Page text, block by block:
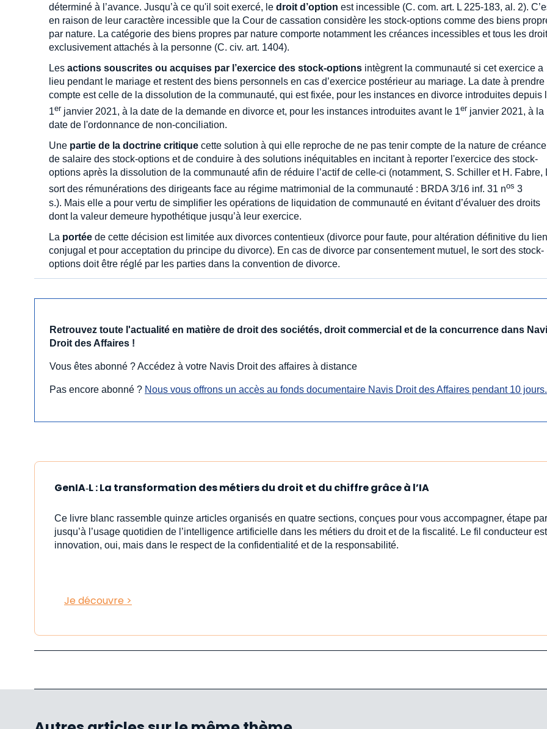
déterminé à l’avance. Jusqu’à ce qu'il soit exercé, le droit d’option est incessible (C. com. art. L 225-183, al. 2).
en raison de leur caractère incessible que la Cour de cassation considère les stock-options comme des biens
par nature. La catégorie des biens propres par nature comporte notamment les créances incessibles et tous les
exclusivement attachés à la personne (C. civ. art. 1404).
Les actions souscrites ou acquises par l’exercice des stock-options intègrent la communauté si cet exercice a
lieu pendant le mariage et restent des biens personnels en cas d’exercice postérieur au mariage. La date à prendre
compte est celle de la dissolution de la communauté, qui est fixée, pour les instances en divorce introduites depuis
1er janvier 2021, à la date de la demande en divorce et, pour les instances introduites avant le 1er janvier 2021, à la
date de l'ordonnance de non-conciliation.
Une partie de la doctrine critique cette solution à qui elle reproche de ne pas tenir compte de la nature de créance
de salaire des stock-options et de conduire à des solutions inéquitables en incitant à reporter l'exercice des stock-
options après la dissolution de la communauté afin de réduire l’actif de celle-ci (notamment, S. Schiller et H. Fabre,
sort des rémunérations des dirigeants face au régime matrimonial de la communauté : BRDA 3/16 inf. 31 nos 3
s.). Mais elle a pour vertu de simplifier les opérations de liquidation de communauté en évitant d’évaluer des droits
dont la valeur demeure hypothétique jusqu’à leur exercice.
La portée de cette décision est limitée aux divorces contentieux (divorce pour faute, pour altération définitive du lien
conjugal et pour acceptation du principe du divorce). En cas de divorce par consentement mutuel, le sort des stock-
options doit être réglé par les parties dans la convention de divorce.
Retrouvez toute l'actualité en matière de droit des sociétés, droit commercial et de la concurrence dans
Droit des Affaires !
Vous êtes abonné ? Accédez à votre Navis Droit des affaires à distance
Pas encore abonné ? Nous vous offrons un accès au fonds documentaire Navis Droit des Affaires pendant 10 jours.
GenIA‑L : La transformation des métiers du droit et du chiffre grâce à l’IA
Ce livre blanc rassemble quinze articles organisés en quatre sections, conçues pour vous accompagner, étape
jusqu’à l’usage quotidien de l’intelligence artificielle dans les métiers du droit et de la fiscalité. Le fil conducteur
innovation, oui, mais dans le respect de la confidentialité et de la responsabilité.
Je découvre >